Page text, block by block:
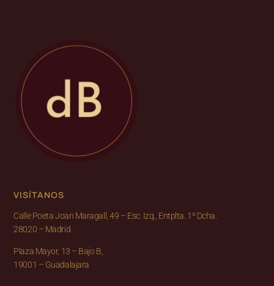
VISÍTANOS
Calle Poeta Joan Maragall, 49 – Esc. Izq., Entplta. 1º Dcha.
28020 – Madrid
Plaza Mayor, 13 – Bajo B,
19001 – Guadalajara